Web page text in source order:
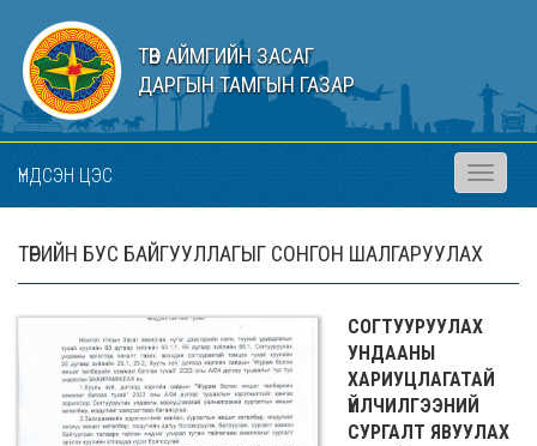
ТӨВ АЙМГИЙН ЗАСАГ
ДАРГЫН ТАМГЫН ГАЗАР
ҮНДСЭН ЦЭС
Toggle
ТӨРИЙН БУС БАЙГУУЛЛАГЫГ СОНГОН ШАЛГАРУУЛАХ
СОГТУУРУУЛАХ
УНДААНЫ
ХАРИУЦЛАГАТАЙ
ҮЙЛЧИЛГЭЭНИЙ
СУРГАЛТ ЯВУУЛАХ